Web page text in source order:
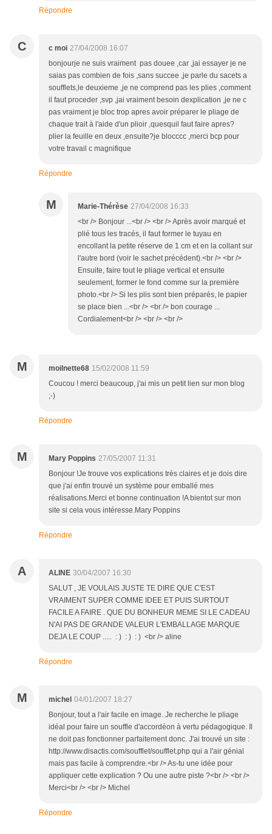
Répondre
C c moi 27/04/2008 16:07
bonjourje ne suis vraiment pas douee ,car ,jai essayer je ne
saias pas combien de fois ,sans succee ,je parle du sacets a
soufflets,le deuxieme ,je ne comprend pas les plies ,comment
il faut proceder ,svp ,jai vraiment besoin dexplication ,je ne c
pas vraiment je bloc trop apres avoir préparer le pliage de
chaque trait à l'aide d'un plioir ,quesquil faut faire apres?
plier la feuille en deux ,ensuite?je blocccc ,merci bcp pour
votre travail c magnifique
Répondre
M Marie-Thérèse 27/04/2008 16:33
<br /> Bonjour ...<br /> <br /> Après avoir marqué et
plié tous les tracés, il faut former le tuyau en
encollant la petite réserve de 1 cm et en la collant sur
l'autre bord (voir le sachet précédent).<br /> <br />
Ensuite, faire tout le pliage vertical et ensuite
seulement, former le fond comme sur la première
photo.<br /> Si les plis sont bien préparés, le papier
se place bien ...<br /> <br /> bon courage ...
Cordialement<br /> <br /> <br />
M moilnette68 15/02/2008 11:59
Coucou ! merci beaucoup, j'ai mis un petit lien sur mon blog
;-)
Répondre
M Mary Poppins 27/05/2007 11:31
Bonjour !Je trouve vos explications très claires et je dois dire
que j'ai enfin trouvé un système pour emballé mes
réalisations.Merci et bonne continuation !A bientot sur mon
site si cela vous intéresse.Mary Poppins
Répondre
A ALINE 30/04/2007 16:30
SALUT , JE VOULAIS JUSTE TE DIRE QUE C'EST
VRAIMENT SUPER COMME IDEE ET PUIS SURTOUT
FACILE A FAIRE . QUE DU BONHEUR MEME SI LE CADEAU
N'AI PAS DE GRANDE VALEUR L'EMBALLAGE MARQUE
DEJA LE COUP ..... : ) : ) : ) <br /> aline
Répondre
M michel 04/01/2007 18:27
Bonjour, tout a l'air facile en image. Je recherche le pliage
idéal pour faire un souffle d'accordéon à vertu pédagogique. Il
ne doit pas fonctionner parfaitement donc. J'ai trouvé un site :
http://www.disactis.com/soufflet/soufflet.php qui a l'air génial
mais pas facile à comprendre.<br /> As-tu une idée pour
appliquer cette explication ? Ou une autre piste ?<br /> <br />
Merci<br /> <br /> Michel
Répondre